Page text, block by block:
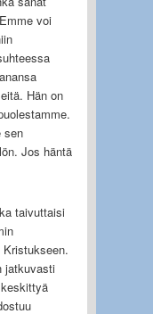
voi
Hän on
sen
Jos häntä
taivuttaisi
jatkuvasti